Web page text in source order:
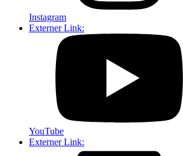
Instagram
Externer Link:
YouTube
Externer Link: